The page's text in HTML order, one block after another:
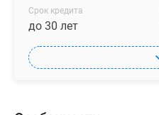
Срок кредита
до 30 лет